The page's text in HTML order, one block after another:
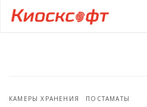
КАМЕРЫ ХРАНЕНИЯ ПОСТАМАТЫ